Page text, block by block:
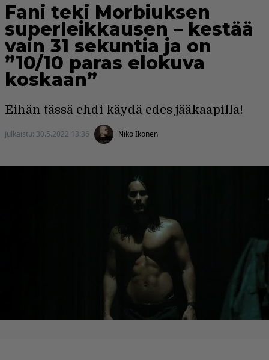
Fani teki Morbiuksen
superleikkausen – kestää
vain 31 sekuntia ja on
”10/10 paras elokuva
koskaan”
Eihän tässä ehdi käydä edes jääkaapilla!
Julkaistu: 30.5.2022 13:36 Niko Ikonen